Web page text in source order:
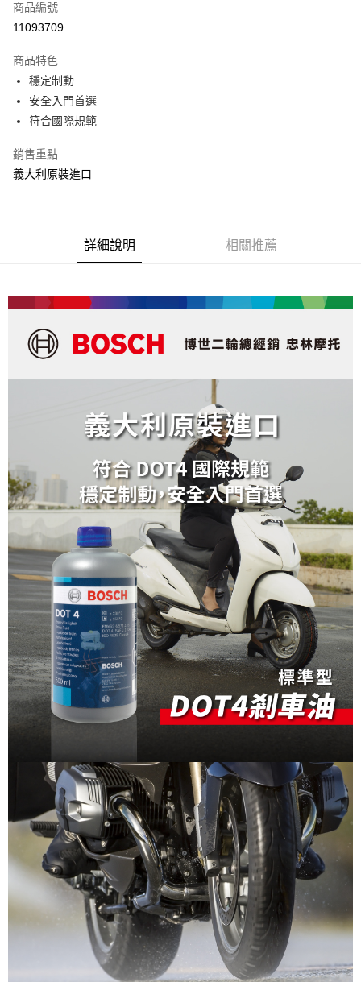
LINE Pay
街口支付
悠遊付
運送方式
商品編號
11093709
商品特色
穩定制動
安全入門首選
符合國際規範
銷售重點
義大利原裝進口
詳細說明 相關推薦